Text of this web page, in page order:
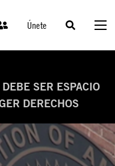
Únete
SER ESPACIO
DERECHOS